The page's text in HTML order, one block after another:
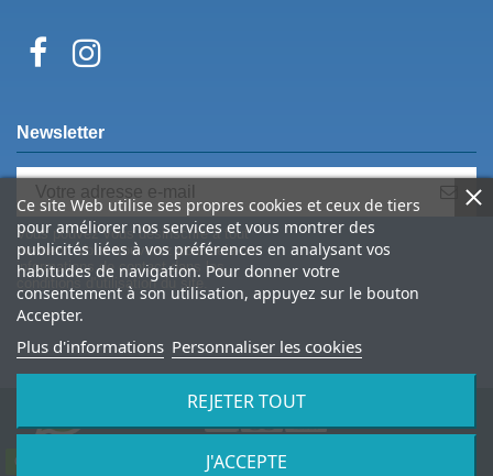
Ce site Web utilise ses propres cookies et ceux de tiers
pour améliorer nos services et vous montrer des
publicités liées à vos préférences en analysant vos
habitudes de navigation. Pour donner votre
consentement à son utilisation, appuyez sur le bouton
Accepter.
Plus d'informations Personnaliser les cookies
REJETER TOUT
J'ACCEPTE
Contactez-nous
Newsletter
Vous pouvez vous désinscrire à tout
moment. Vous trouverez pour cela nos
informations de contact dans les
conditions d'utilisation du site.
© 2026 Spine Archery – tous droits réservés